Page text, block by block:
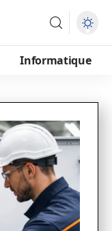
Informatique